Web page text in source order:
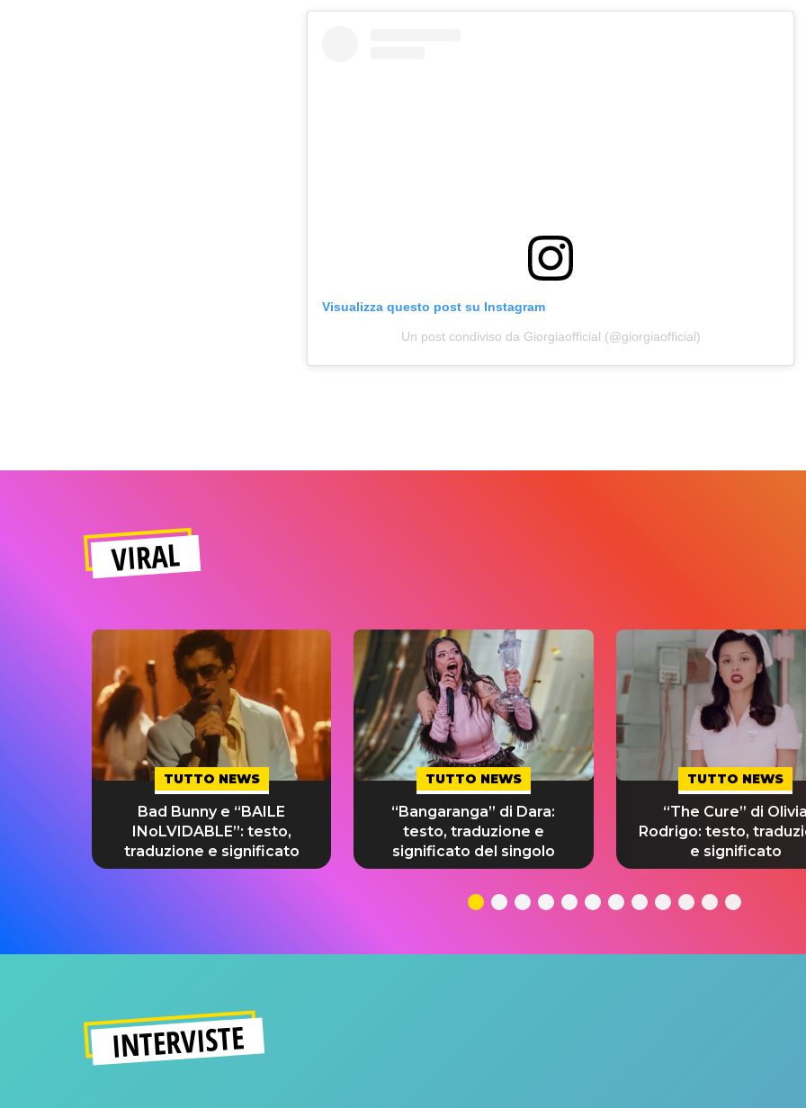
Visualizza questo post su Instagram
Un post condiviso da Giorgiaofficial (@giorgiaofficial)
VIRAL
TUTTO NEWS
Bad Bunny e “BAILE
INoLVIDABLE”: testo,
traduzione e significato
TUTTO NEWS
“Bangaranga” di Dara:
testo, traduzione e
significato del singolo
TUTTO NEWS
“The Cure” di Olivia
Rodrigo: testo,
e significato
INTERVISTE